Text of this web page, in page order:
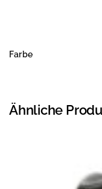
Farbe
Ähnliche